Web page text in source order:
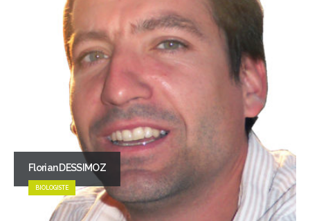
Florian DESSIMOZ
BIOLOGISTE